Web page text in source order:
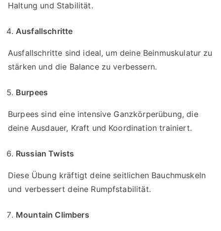
Haltung und Stabilität.
Ausfallschritte
Ausfallschritte sind ideal, um deine Beinmuskulatur zu
stärken und die Balance zu verbessern.
Burpees
Burpees sind eine intensive Ganzkörperübung, die
deine Ausdauer, Kraft und Koordination trainiert.
Russian Twists
Diese Übung kräftigt deine seitlichen Bauchmuskeln
und verbessert deine Rumpfstabilität.
Mountain Climbers